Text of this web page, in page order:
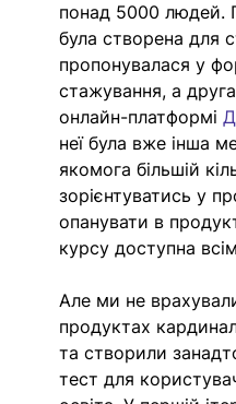
понад 5000 людей.
була створена для
пропонувалася у
стажування, а
онлайн-платформі
неї була вже інша
якомога більшій
зорієнтуватись у
опанувати в
курсу доступна
Але ми не
продуктах
та створили
тест для